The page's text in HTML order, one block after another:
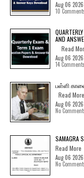
Aug 06
10
AND
Read
Aug 06
14 Comments
பள்ளி
Read More
Aug 06
No
SAMAGRA
Read More
Aug 06
No